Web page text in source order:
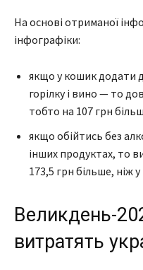
На основі отриманої
інфографіки:
якщо у кошик додати
горілку і вино — то
тобто на 107 грн
якщо обійтись без
інших продуктах, то
173,5 грн більше, ніж
Великдень-
витратять